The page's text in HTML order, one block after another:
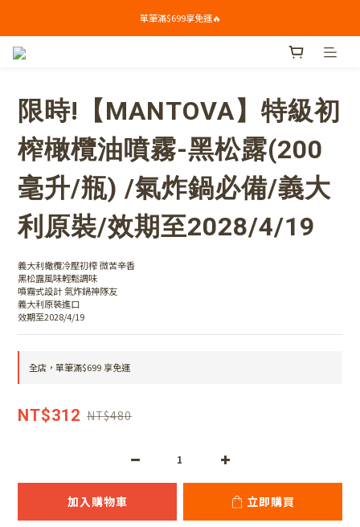
單筆滿$699享免運🔥
單筆滿$699享免運🔥
限時!【MANTOVA】特級初
榨橄欖油噴霧-黑松露(200
毫升/瓶) /氣炸鍋必備/義大
利原裝/效期至2028/4/19
義大利橄欖冷壓初榨 微苦辛香
黑松露風味輕鬆調味
噴霧式設計 氣炸鍋神隊友
義大利原裝進口
效期至2028/4/19
全店，單筆滿$699 享免運
NT$312 NT$480
加入購物車 立即購買